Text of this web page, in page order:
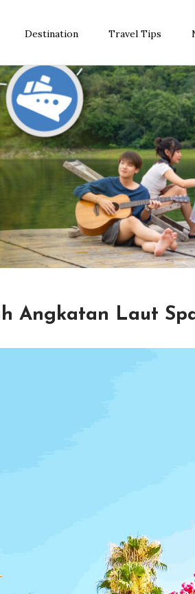
Destination Travel Tips
Angkatan Laut